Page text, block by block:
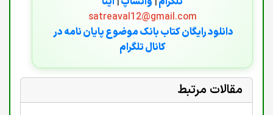
satreaval12@gmail.com
دانلود رایگان کتاب بانک موضوع پایان نامه در
کانال تلگرام
مقالات مرتبط